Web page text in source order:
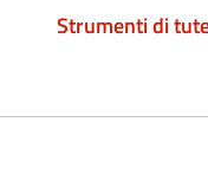
Strumenti di